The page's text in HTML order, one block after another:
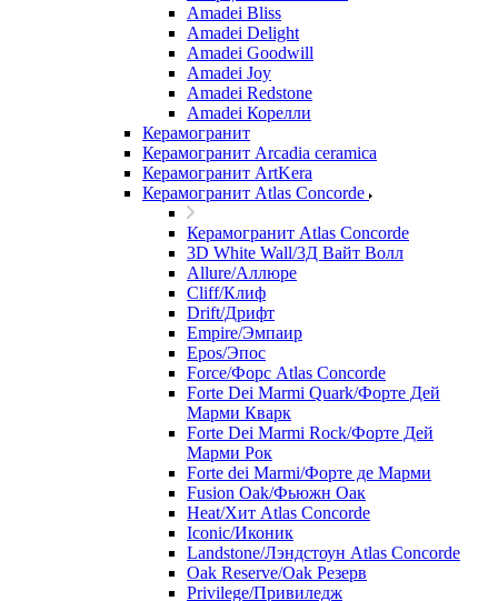
Amadei Bliss
Amadei Delight
Amadei Goodwill
Amadei Joy
Amadei Redstone
Amadei Корелли
Керамогранит
Керамогранит Arcadia ceramica
Керамогранит ArtKera
Керамогранит Atlas Concorde
Керамогранит Atlas Concorde
3D White Wall/3Д Вайт Волл
Allure/Аллюрe
Cliff/Клиф
Drift/Дрифт
Empire/Эмпаир
Epos/Эпос
Force/Фoрс Atlas Concorde
Forte Dei Marmi Quark/Форте Дей
Марми Кварк
Forte Dei Marmi Rock/Форте Дей
Марми Рок
Forte dei Marmi/Форте де Марми
Fusion Oak/Фьюжн Оак
Heat/Xит Atlas Concorde
Iconic/Иконик
Landstone/Лэндстоун Atlas Concorde
Oak Reserve/Оak Резepв
Privilege/Привиледж